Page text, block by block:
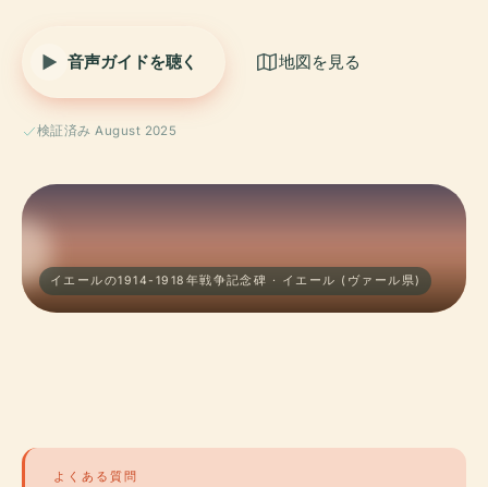
音声ガイドを聴く 地図を見る
検証済み August 2025
イエールの1914-1918年戦争記念碑 · イエール (ヴァール県)
よくある質問